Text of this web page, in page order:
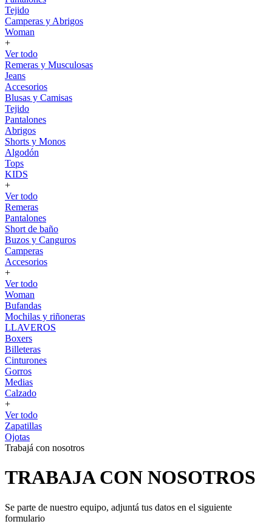
Tejido
Camperas y Abrigos
Woman
+
Ver todo
Remeras y Musculosas
Jeans
Accesorios
Blusas y Camisas
Tejido
Pantalones
Abrigos
Shorts y Monos
Algodón
Tops
KIDS
+
Ver todo
Remeras
Pantalones
Short de baño
Buzos y Canguros
Camperas
Accesorios
+
Ver todo
Woman
Bufandas
Mochilas y riñoneras
LLAVEROS
Boxers
Billeteras
Cinturones
Gorros
Medias
Calzado
+
Ver todo
Zapatillas
Ojotas
Trabajá con nosotros
TRABAJA CON NOSOTROS
Se parte de nuestro equipo, adjuntá tus datos en el siguiente
formulario